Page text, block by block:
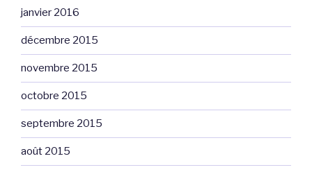
janvier 2016
décembre 2015
novembre 2015
octobre 2015
septembre 2015
août 2015